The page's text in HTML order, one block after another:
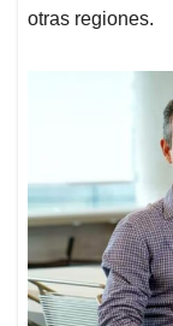
otras regiones.